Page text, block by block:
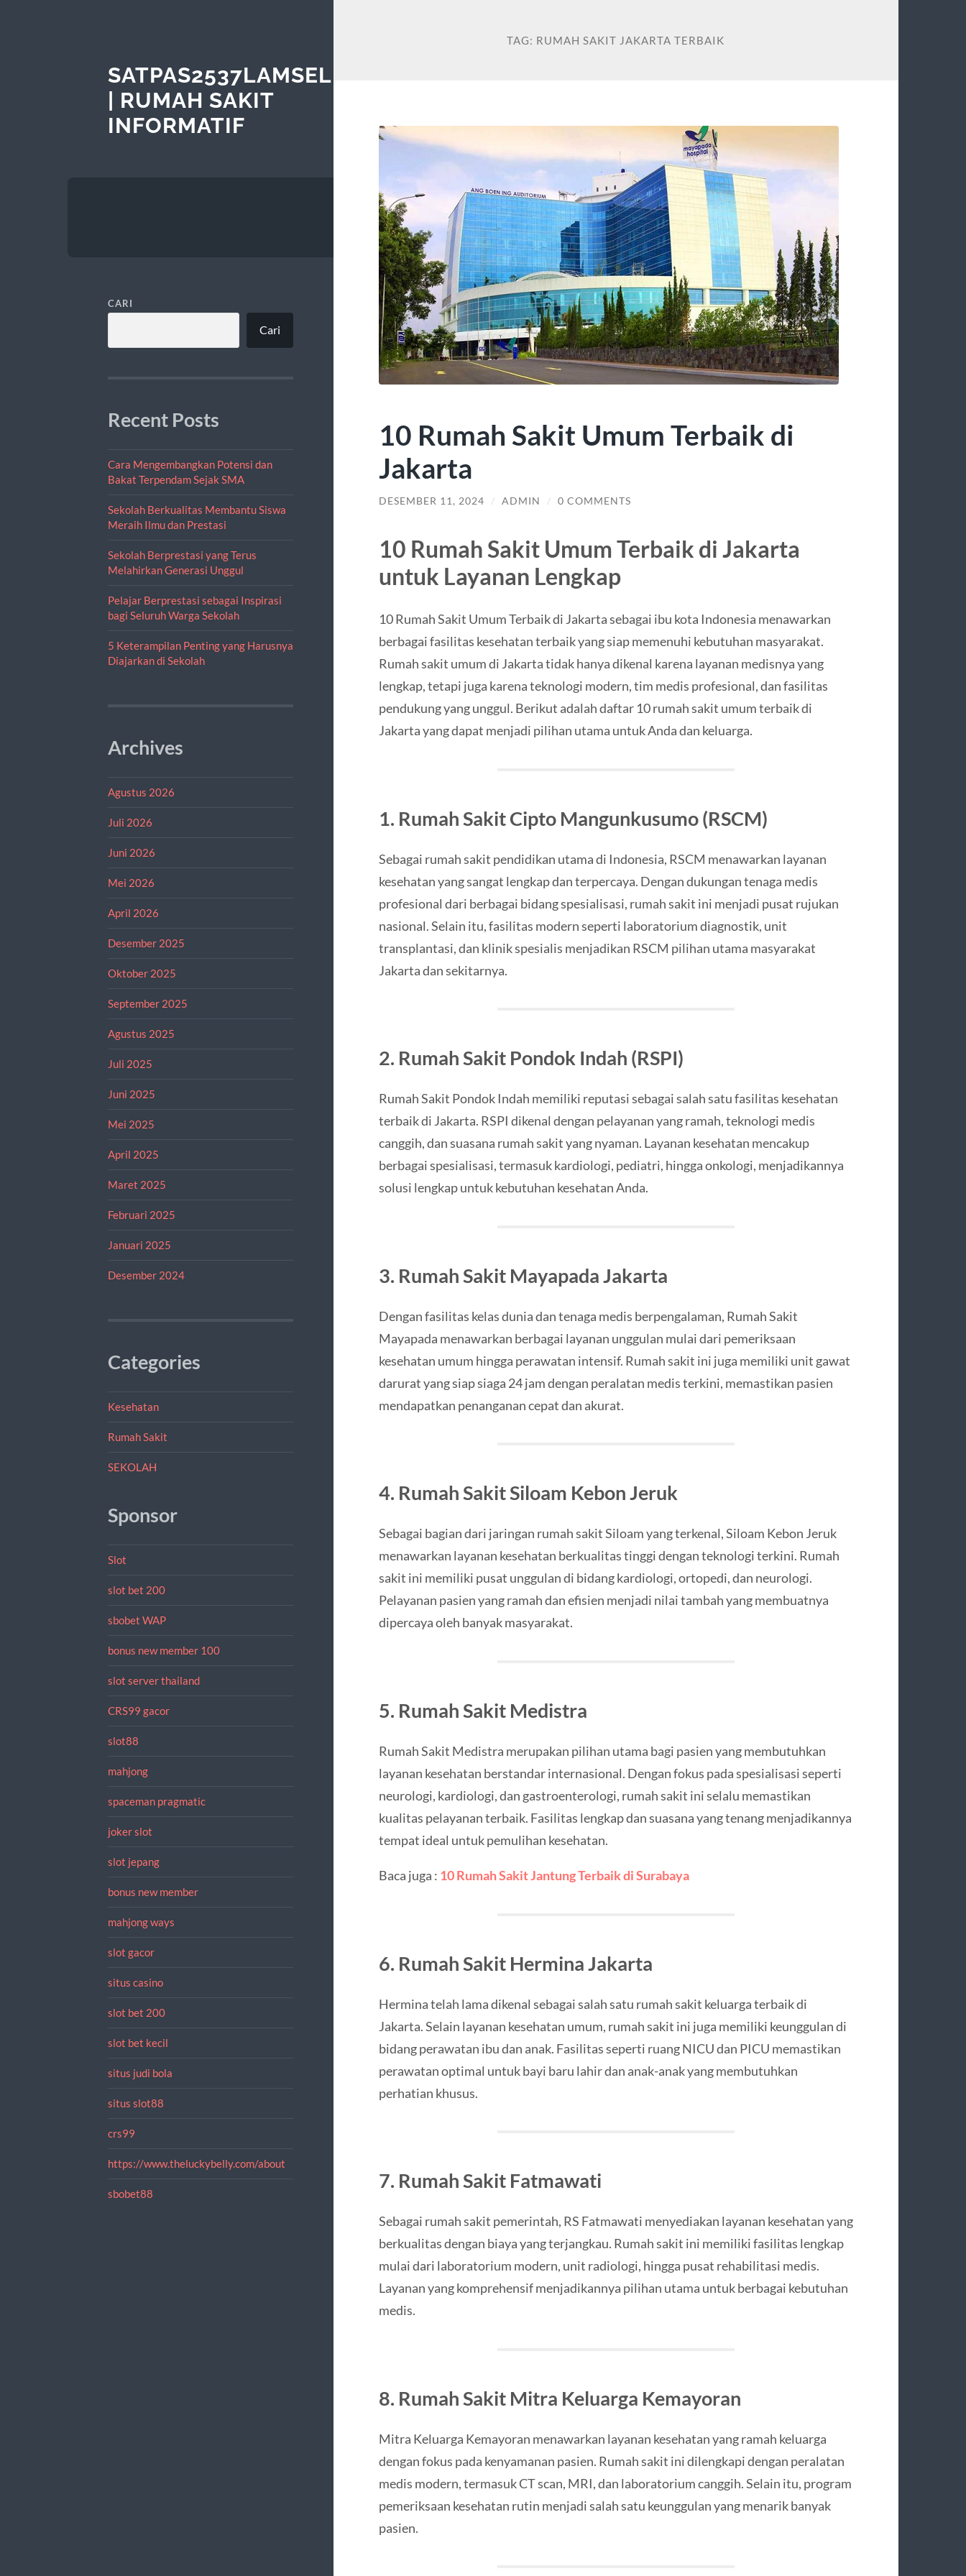
SATPAS2537LAMSEL
| RUMAH SAKIT
INFORMATIF
CARI
Cari
Recent Posts
Cara Mengembangkan Potensi dan
Bakat Terpendam Sejak SMA
Sekolah Berkualitas Membantu Siswa
Meraih Ilmu dan Prestasi
Sekolah Berprestasi yang Terus
Melahirkan Generasi Unggul
Pelajar Berprestasi sebagai Inspirasi
bagi Seluruh Warga Sekolah
5 Keterampilan Penting yang Harusnya
Diajarkan di Sekolah
Archives
Agustus 2026
Juli 2026
Juni 2026
Mei 2026
April 2026
Desember 2025
Oktober 2025
September 2025
Agustus 2025
Juli 2025
Juni 2025
Mei 2025
April 2025
Maret 2025
Februari 2025
Januari 2025
Desember 2024
Categories
Kesehatan
Rumah Sakit
SEKOLAH
Sponsor
Slot
slot bet 200
sbobet WAP
bonus new member 100
slot server thailand
CRS99 gacor
slot88
mahjong
spaceman pragmatic
joker slot
slot jepang
bonus new member
mahjong ways
slot gacor
situs casino
slot bet 200
slot bet kecil
situs judi bola
situs slot88
crs99
https://www.theluckybelly.com/about
sbobet88
TAG: RUMAH SAKIT JAKARTA TERBAIK
10 Rumah Sakit Umum Terbaik di
Jakarta
DESEMBER 11, 2024 / ADMIN / 0 COMMENTS
10 Rumah Sakit Umum Terbaik di Jakarta
untuk Layanan Lengkap
10 Rumah Sakit Umum Terbaik di Jakarta sebagai ibu kota Indonesia menawarkan
berbagai fasilitas kesehatan terbaik yang siap memenuhi kebutuhan masyarakat.
Rumah sakit umum di Jakarta tidak hanya dikenal karena layanan medisnya yang
lengkap, tetapi juga karena teknologi modern, tim medis profesional, dan fasilitas
pendukung yang unggul. Berikut adalah daftar 10 rumah sakit umum terbaik di
Jakarta yang dapat menjadi pilihan utama untuk Anda dan keluarga.
1. Rumah Sakit Cipto Mangunkusumo (RSCM)
Sebagai rumah sakit pendidikan utama di Indonesia, RSCM menawarkan layanan
kesehatan yang sangat lengkap dan terpercaya. Dengan dukungan tenaga medis
profesional dari berbagai bidang spesialisasi, rumah sakit ini menjadi pusat rujukan
nasional. Selain itu, fasilitas modern seperti laboratorium diagnostik, unit
transplantasi, dan klinik spesialis menjadikan RSCM pilihan utama masyarakat
Jakarta dan sekitarnya.
2. Rumah Sakit Pondok Indah (RSPI)
Rumah Sakit Pondok Indah memiliki reputasi sebagai salah satu fasilitas kesehatan
terbaik di Jakarta. RSPI dikenal dengan pelayanan yang ramah, teknologi medis
canggih, dan suasana rumah sakit yang nyaman. Layanan kesehatan mencakup
berbagai spesialisasi, termasuk kardiologi, pediatri, hingga onkologi, menjadikannya
solusi lengkap untuk kebutuhan kesehatan Anda.
3. Rumah Sakit Mayapada Jakarta
Dengan fasilitas kelas dunia dan tenaga medis berpengalaman, Rumah Sakit
Mayapada menawarkan berbagai layanan unggulan mulai dari pemeriksaan
kesehatan umum hingga perawatan intensif. Rumah sakit ini juga memiliki unit gawat
darurat yang siap siaga 24 jam dengan peralatan medis terkini, memastikan pasien
mendapatkan penanganan cepat dan akurat.
4. Rumah Sakit Siloam Kebon Jeruk
Sebagai bagian dari jaringan rumah sakit Siloam yang terkenal, Siloam Kebon Jeruk
menawarkan layanan kesehatan berkualitas tinggi dengan teknologi terkini. Rumah
sakit ini memiliki pusat unggulan di bidang kardiologi, ortopedi, dan neurologi.
Pelayanan pasien yang ramah dan efisien menjadi nilai tambah yang membuatnya
dipercaya oleh banyak masyarakat.
5. Rumah Sakit Medistra
Rumah Sakit Medistra merupakan pilihan utama bagi pasien yang membutuhkan
layanan kesehatan berstandar internasional. Dengan fokus pada spesialisasi seperti
neurologi, kardiologi, dan gastroenterologi, rumah sakit ini selalu memastikan
kualitas pelayanan terbaik. Fasilitas lengkap dan suasana yang tenang menjadikannya
tempat ideal untuk pemulihan kesehatan.
Baca juga : 10 Rumah Sakit Jantung Terbaik di Surabaya
6. Rumah Sakit Hermina Jakarta
Hermina telah lama dikenal sebagai salah satu rumah sakit keluarga terbaik di
Jakarta. Selain layanan kesehatan umum, rumah sakit ini juga memiliki keunggulan di
bidang perawatan ibu dan anak. Fasilitas seperti ruang NICU dan PICU memastikan
perawatan optimal untuk bayi baru lahir dan anak-anak yang membutuhkan
perhatian khusus.
7. Rumah Sakit Fatmawati
Sebagai rumah sakit pemerintah, RS Fatmawati menyediakan layanan kesehatan yang
berkualitas dengan biaya yang terjangkau. Rumah sakit ini memiliki fasilitas lengkap
mulai dari laboratorium modern, unit radiologi, hingga pusat rehabilitasi medis.
Layanan yang komprehensif menjadikannya pilihan utama untuk berbagai kebutuhan
medis.
8. Rumah Sakit Mitra Keluarga Kemayoran
Mitra Keluarga Kemayoran menawarkan layanan kesehatan yang ramah keluarga
dengan fokus pada kenyamanan pasien. Rumah sakit ini dilengkapi dengan peralatan
medis modern, termasuk CT scan, MRI, dan laboratorium canggih. Selain itu, program
pemeriksaan kesehatan rutin menjadi salah satu keunggulan yang menarik banyak
pasien.